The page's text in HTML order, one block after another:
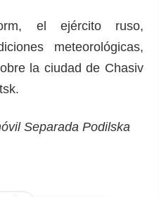
el ejército ruso,
meteorológicas,
la ciudad de Chasiv
Separada Podilska